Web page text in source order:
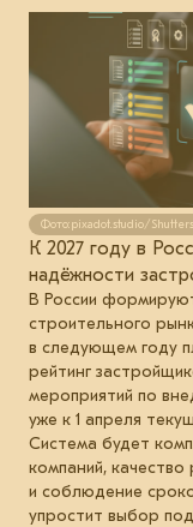
Фото:pixadot.studio/
К 2027 году в
надёжности
В России
строительного
в следующем году
рейтинг
мероприятий по
уже к 1 апреля
Система будет
компаний,
и соблюдение
упростит выбор